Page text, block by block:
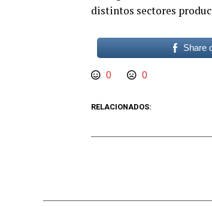
distintos sectores
Share
0 0
RELACIONADOS: